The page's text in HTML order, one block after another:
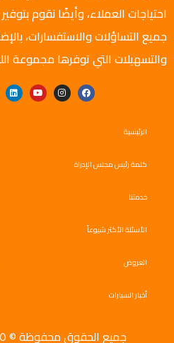
احتياجات العملاء، وأيضًا نقوم
جميع التساؤلات والاستفسارات،
والتسهيلات التي توفرها مجموعة
الرئيسية
كلمة رئيس مجلس الإدراة
خدمتنا
الأسئلة الأكثر شيوعاً
العروض
أخبار السيارات
جميع الحقوق محفوظة © ٢٠٢٥ الليثي أوتو جروب.